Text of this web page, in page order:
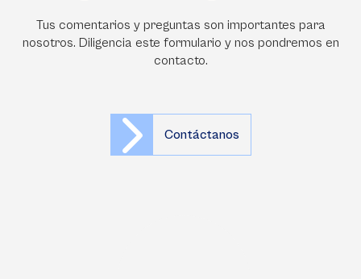
Tus comentarios y preguntas son importantes para
nosotros. Diligencia este formulario y nos pondremos en
contacto.
Contáctanos